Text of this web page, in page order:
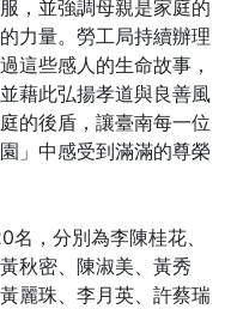
，並強調母親是家庭的
力量。勞工局持續辦理
這些感人的生命故事，
藉此弘揚孝道與良善風
的後盾，讓臺南每一位
」中感受到滿滿的尊榮
，分別為李陳桂花、
秋密、陳淑美、黃秀
麗珠、李月英、許蔡瑞